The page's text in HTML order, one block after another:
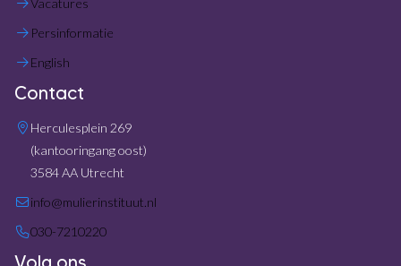
Vacatures
Persinformatie
English
Contact
Herculesplein 269
(kantooringang oost)
3584 AA Utrecht
info@mulierinstituut.nl
030-7210220